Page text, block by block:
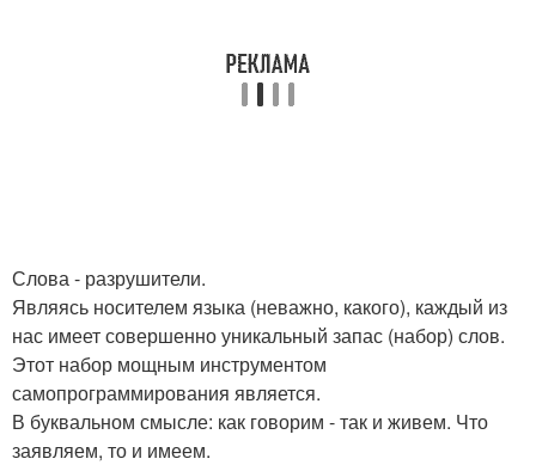
Слова - разрушители.
Являясь носителем языка (неважно, какого), каждый из
нас имеет совершенно уникальный запас (набор) слов.
Этот набор мощным инструментом
самопрограммирования является.
В буквальном смысле: как говорим - так и живем. Что
заявляем, то и имеем.